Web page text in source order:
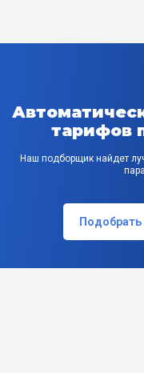
тарифов
Наш подборщик найдет